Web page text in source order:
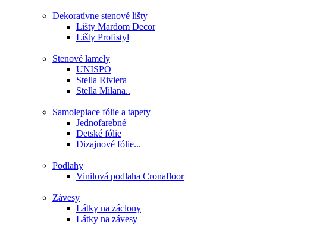
Dekoratívne stenové lišty
Lišty Mardom Decor
Lišty Profistyl
Stenové lamely
UNISPO
Stella Riviera
Stella Milana..
Samolepiace fólie a tapety
Jednofarebné
Detské fólie
Dizajnové fólie...
Podlahy
Vinilová podlaha Cronafloor
Závesy
Látky na záclony
Látky na závesy